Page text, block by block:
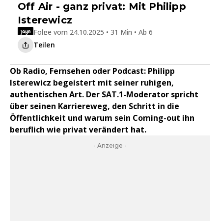
Off Air - ganz privat: Mit Philipp
Isterewicz
Folge vom 24.10.2025 • 31 Min • Ab 6
Teilen
Ob Radio, Fernsehen oder Podcast: Philipp
Isterewicz begeistert mit seiner ruhigen,
authentischen Art. Der SAT.1-Moderator spricht
über seinen Karriereweg, den Schritt in die
Öffentlichkeit und warum sein Coming-out ihn
beruflich wie privat verändert hat.
- Anzeige -